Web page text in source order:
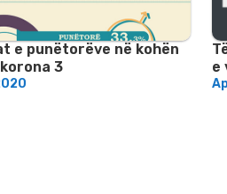
e punëtorëve në kohën
3
e